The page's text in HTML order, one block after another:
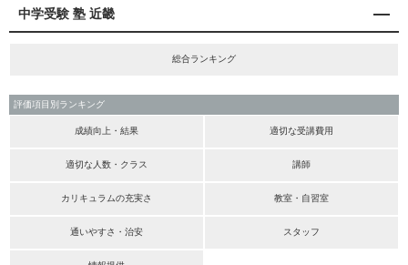
中学受験 塾 近畿
総合ランキング
評価項目別ランキング
成績向上・結果 適切な受講費用
適切な人数・クラス 講師
カリキュラムの充実さ 教室・自習室
通いやすさ・治安 スタッフ